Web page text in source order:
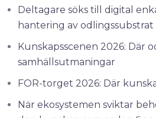
Deltagare söks till digital
hantering av odlingssubstrat
Kunskapsscenen 2026: Där
samhällsutmaningar
FOR-torget 2026: Där
När ekosystemen sviktar